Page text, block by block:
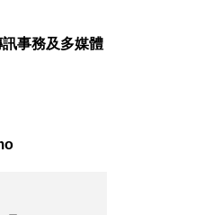
11:22
0
10:55
事務及多媒體